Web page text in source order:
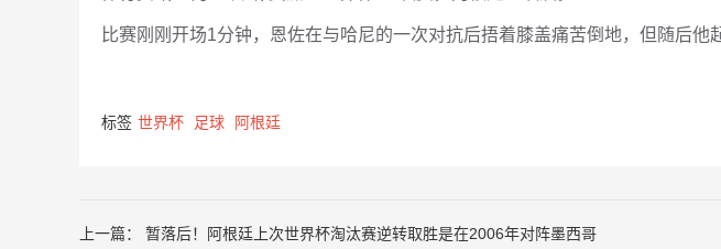
比赛刚刚开场1分钟，恩佐在与哈尼的一次对抗后捂着膝盖痛苦倒地，但随后他
标签 世界杯 足球 阿根廷
上一篇： 暂落后！阿根廷上次世界杯淘汰赛逆转取胜是在2006年对阵墨西哥